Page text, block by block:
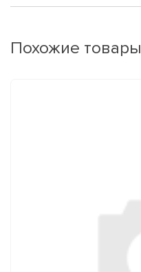
Похожие товары